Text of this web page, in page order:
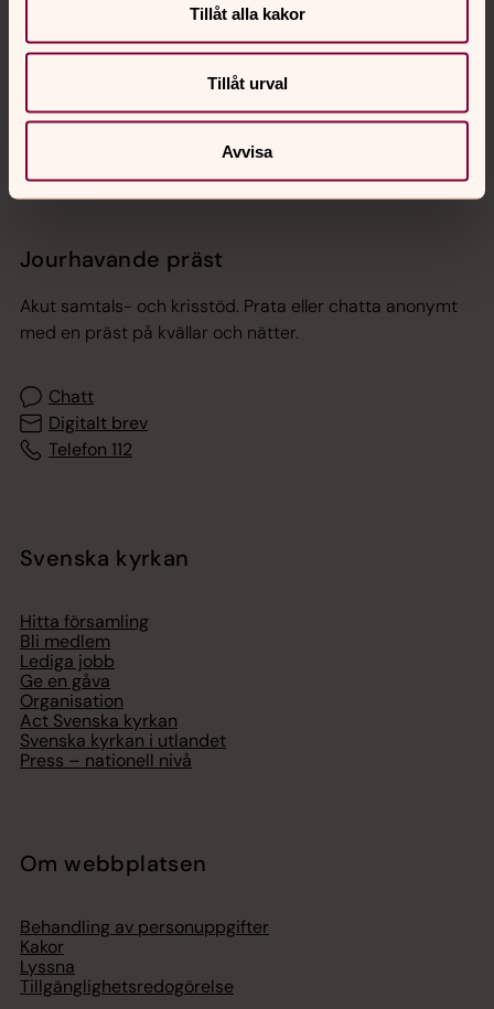
Tillåt alla kakor
Tillåt urval
Avvisa
Jourhavande präst
Akut samtals- och krisstöd. Prata eller chatta anonymt
med en präst på kvällar och nätter.
Chatt
Digitalt brev
Telefon 112
Svenska kyrkan
Hitta församling
Bli medlem
Lediga jobb
Ge en gåva
Organisation
Act Svenska kyrkan
Svenska kyrkan i utlandet
Press – nationell nivå
Om webbplatsen
Behandling av personuppgifter
Kakor
Lyssna
Tillgänglighetsredogörelse